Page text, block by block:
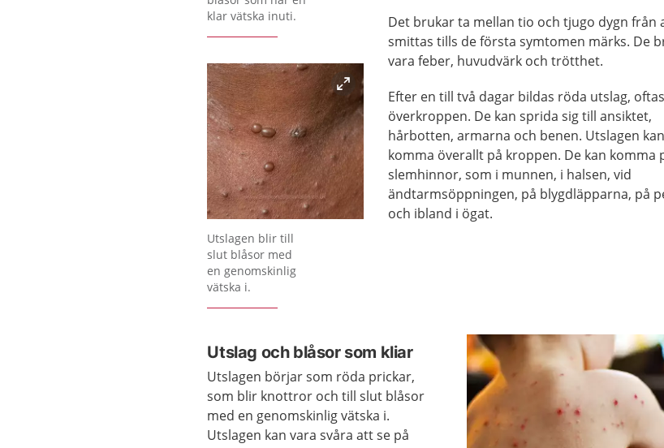
klar vätska inuti.
Förstora bilden
Utslagen blir till
slut blåsor med
en genomskinlig
vätska i.
Det brukar ta mellan tio och tjugo dygn från
smittas tills de första symtomen märks. De
vara feber, huvudvärk och trötthet.
Efter en till två dagar bildas röda utslag,
överkroppen. De kan sprida sig till ansiktet,
hårbotten, armarna och benen. Utslagen kan
komma överallt på kroppen. De kan komma
slemhinnor, som i munnen, i halsen, vid
ändtarmsöppningen, på blygdläpparna, på
och ibland i ögat.
Utslag och blåsor som kliar
Utslagen börjar som röda prickar,
som blir knottror och till slut blåsor
med en genomskinlig vätska i.
Utslagen kan vara svåra att se på